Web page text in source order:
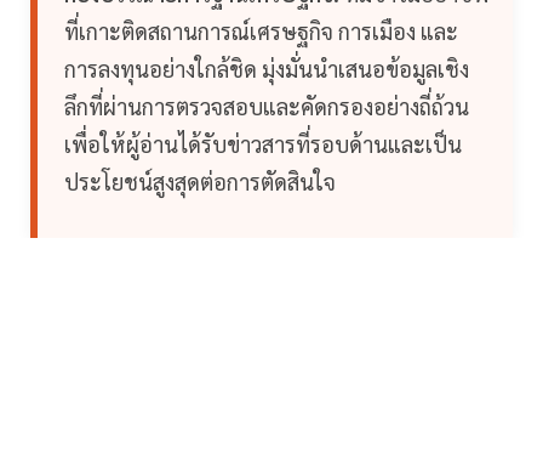
ที่เกาะติดสถานการณ์เศรษฐกิจ การเมือง และ
การลงทุนอย่างใกล้ชิด มุ่งมั่นนำเสนอข้อมูลเชิง
ลึกที่ผ่านการตรวจสอบและคัดกรองอย่างถี่ถ้วน
เพื่อให้ผู้อ่านได้รับข่าวสารที่รอบด้านและเป็น
ประโยชน์สูงสุดต่อการตัดสินใจ